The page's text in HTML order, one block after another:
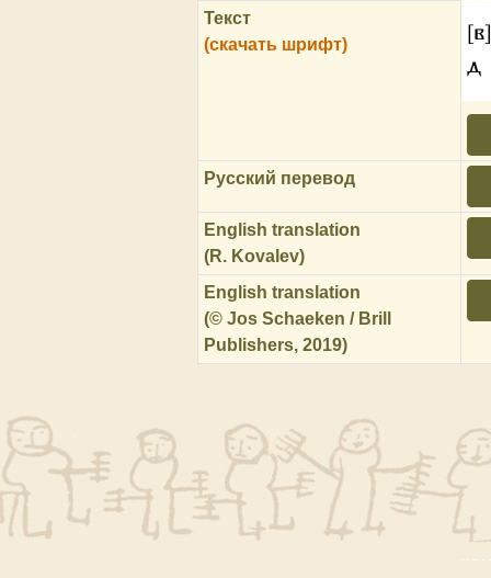
Текст
(скачать шрифт)
д
Русский перевод
English translation
(R. Kovalev)
English translation
(© Jos Schaeken / Brill
Publishers, 2019)